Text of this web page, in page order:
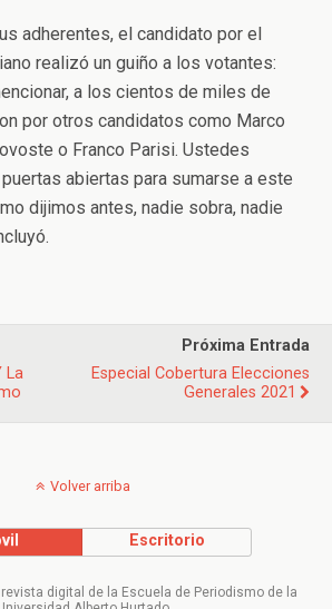
adherentes, el candidato por el
realizó un guiño a los votantes:
a los cientos de miles de
por otros candidatos como Marco
o Franco Parisi. Ustedes
abiertas para sumarse a este
dijimos antes, nadie sobra, nadie
La
Próxima Entrada
Especial Cobertura Elecciones
Generales 2021
Volver arriba
Escritorio
digital de la Escuela de Periodismo de la